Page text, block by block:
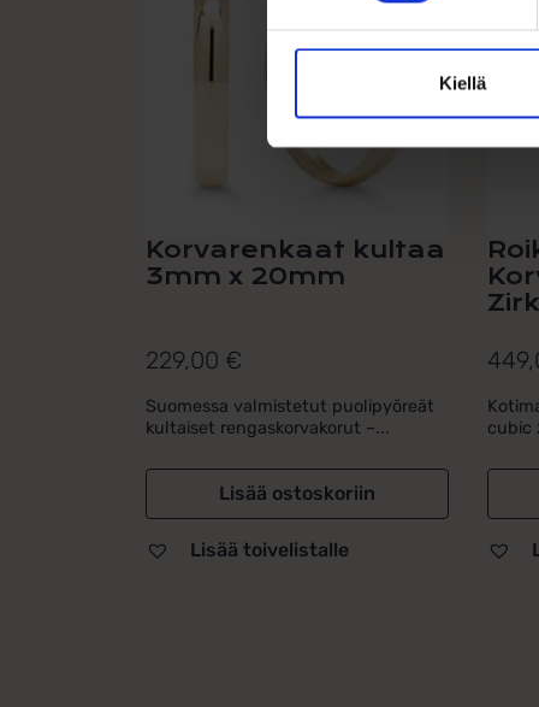
Kiellä
Korvarenkaat kultaa
3mm x 20mm
229,00 €
Suomessa valmistetut puolipyöreät
kultaiset rengaskorvakorut –...
Lisää ostoskoriin
Lisää toivelistalle
cubic